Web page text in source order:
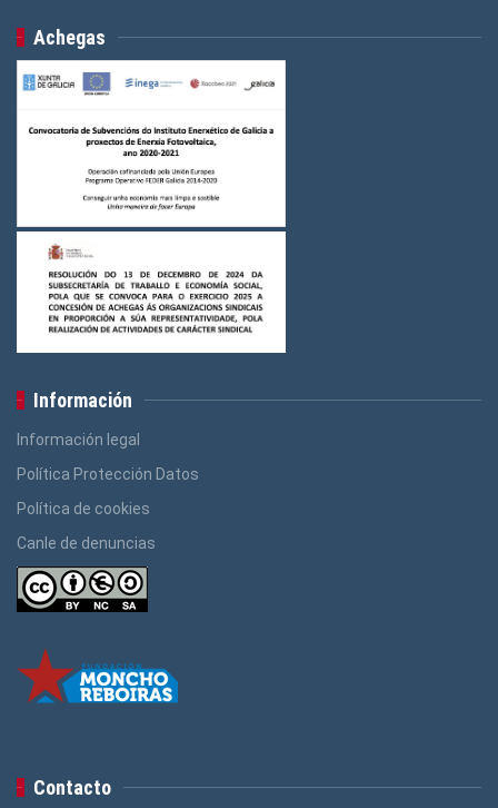
Achegas
Información
Información legal
Política Protección Datos
Política de cookies
Canle de denuncias
Contacto